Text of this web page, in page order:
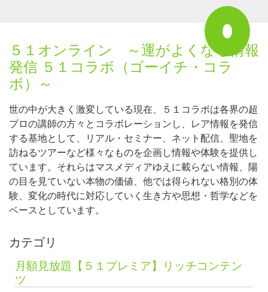
５１オンライン ～運がよくなる情報
発信 ５１コラボ（ゴーイチ・コラ
ボ）～
世の中が大きく激変している現在、５１コラボは各界の超
プロの講師の方々とコラボレーションし、レア情報を発信
する基地として、リアル・セミナー、ネット配信、聖地を
訪ねるツアーなど様々なものを企画し情報や体験を提供し
ています。それらはマスメディアゆえに載らない情報、陽
の目を見ていない本物の価値、他では得られない格別の体
験、変化の時代に対応していく生き方や思想・哲学などを
ベースとしています。
カテゴリ
月額見放題【５１プレミア】リッチコンテン
ツ